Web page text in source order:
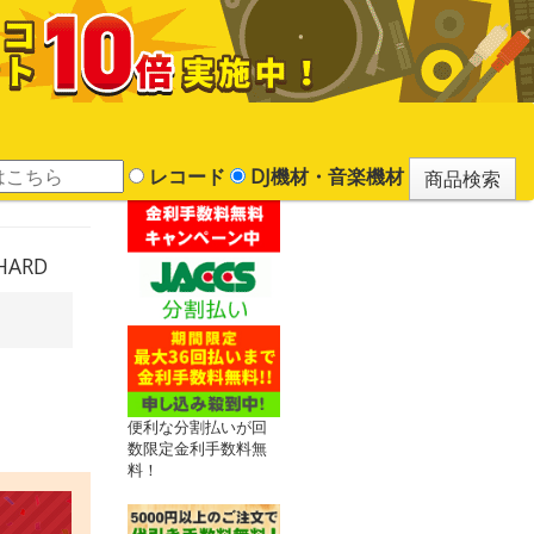
レコード DJ機材・音楽機材
便利な分割払いが回
数限定金利手数料無
料！